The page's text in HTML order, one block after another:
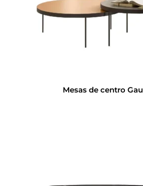
Mesas de centro Gau